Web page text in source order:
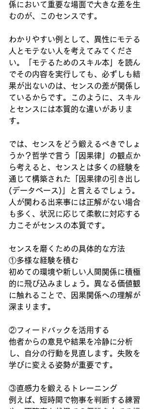
係において重要な場面で大きな差を生
むのが、このセンスです。
わかりやすい例として、異性にモテる
人とモテない人を考えてみてくださ
い。「モテるためのスキル本」を読ん
でその内容を実行しても、必ずしも結
果が出ないのは、センスの差が関係し
ているからです。このように、スキル
とセンスには本質的な違いがありま
す。
では、センスをどう鍛えるべきでしょ
うか？哲学で言う「因果律」の観点か
ら考えると、センスとは多くの経験を
通じて構築された「因果律の引き出し
(データベース)」と言えるでしょう。
人が関わる出来事には正解がない場合
も多く、状況に応じて柔軟に対応する
力こそがセンスの本質です。
センスを磨くための具体的な方法
①多様な経験を積む
初めての環境や新しい人間関係に積極
的に飛び込みましょう。異なる価値観
に触れることで、因果関係への理解が
深まります。
②フィードバックを活用する
他者からの意見や結果を冷静に分析
し、自分の行動を見直します。失敗を
学びに変える姿勢が重要です。
③直感力を鍛えるトレーニング
例えば、短時間で物事を判断する練習